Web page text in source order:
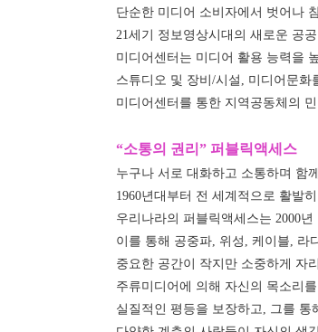
단순한 미디어 소비자에서 벗어나
21세기 정보영상시대의 새로운 공
미디어센터는 미디어 활용 능력을
스튜디오 및 장비/시설, 미디어문화
미디어센터를 통한 지역공동체의
“소통의 권리” 퍼블릭액세스
누구나 서로 대화하고 소통하며 함
1960년대부터 전 세계적으로 활발
우리나라의 퍼블릭액세스는 2000
이를 통해 공중파, 위성, 케이블, 라
중요한 공간이 작지만 소중하게 자
주류미디어에 의해 자신의 목소리
실질적인 평등을 보장하고, 그를